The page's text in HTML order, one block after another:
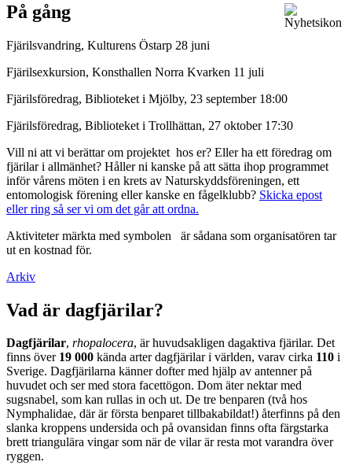
På gång
Fjärilsvandring, Kulturens Östarp 28 juni
Fjärilsexkursion, Konsthallen Norra Kvarken 11 juli
Fjärilsföredrag, Biblioteket i Mjölby, 23 september 18:00
Fjärilsföredrag, Biblioteket i Trollhättan, 27 oktober 17:30
Vill ni att vi berättar om projektet hos er? Eller ha ett föredrag om
fjärilar i allmänhet? Håller ni kanske på att sätta ihop programmet
inför vårens möten i en krets av Naturskyddsföreningen, ett
entomologisk förening eller kanske en fågelklubb? Skicka epost
eller ring så ser vi om det går att ordna.
Aktiviteter märkta med symbolen
är sådana som organisatören tar
ut en kostnad för.
Arkiv
Vad är dagfjärilar?
Dagfjärilar, rhopalocera, är huvudsakligen dagaktiva fjärilar. Det
finns över 19 000 kända arter dagfjärilar i världen, varav cirka 110 i
Sverige. Dagfjärilarna känner dofter med hjälp av antenner på
huvudet och ser med stora facettögon. Dom äter nektar med
sugsnabel, som kan rullas in och ut. De tre benparen (två hos
Nymphalidae, där är första benparet tillbakabildat!) återfinns på den
slanka kroppens undersida och på ovansidan finns ofta färgstarka
brett triangulära vingar som när de vilar är resta mot varandra över
ryggen.